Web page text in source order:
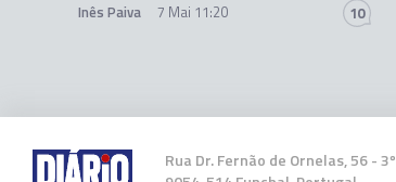
Inês Paiva 7 Mai 11:20 10
Rua Dr. Fernão de Ornelas, 56 - 3º